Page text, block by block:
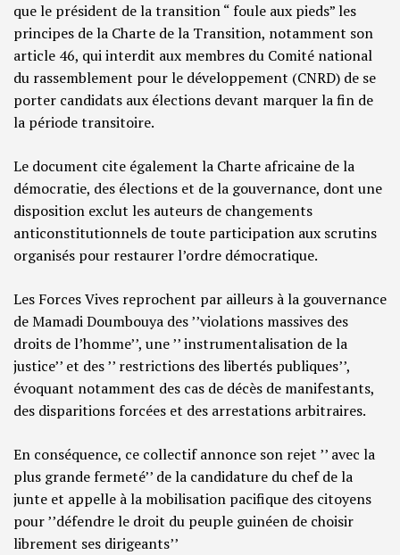
que le président de la transition “ foule aux pieds” les
principes de la Charte de la Transition, notamment son
article 46, qui interdit aux membres du Comité national
du rassemblement pour le développement (CNRD) de se
porter candidats aux élections devant marquer la fin de
la période transitoire.
Le document cite également la Charte africaine de la
démocratie, des élections et de la gouvernance, dont une
disposition exclut les auteurs de changements
anticonstitutionnels de toute participation aux scrutins
organisés pour restaurer l’ordre démocratique.
Les Forces Vives reprochent par ailleurs à la gouvernance
de Mamadi Doumbouya des ’’violations massives des
droits de l’homme’’, une ’’ instrumentalisation de la
justice’’ et des ’’ restrictions des libertés publiques’’,
évoquant notamment des cas de décès de manifestants,
des disparitions forcées et des arrestations arbitraires.
En conséquence, ce collectif annonce son rejet ’’ avec la
plus grande fermeté’’ de la candidature du chef de la
junte et appelle à la mobilisation pacifique des citoyens
pour ’’défendre le droit du peuple guinéen de choisir
librement ses dirigeants’’